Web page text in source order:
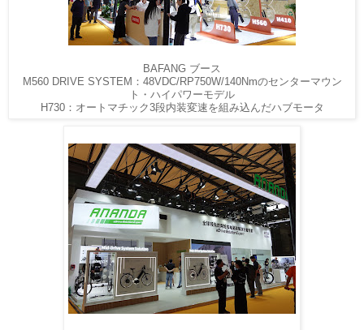
BAFANG ブース
M560 DRIVE SYSTEM：48VDC/RP750W/140Nmのセンターマウン
ト・ハイパワーモデル
H730：オートマチック3段内装変速を組み込んだハブモータ